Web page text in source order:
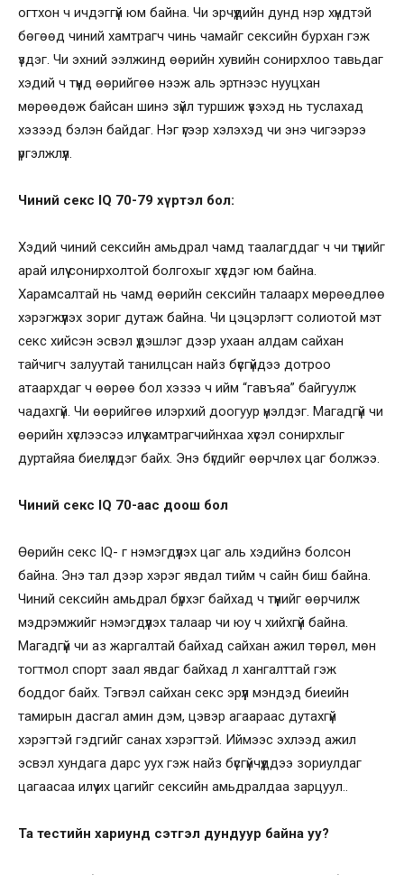
огтхон ч ичдэггүй юм байна. Чи эрчүүдийн дунд нэр хүндтэй
бөгөөд чиний хамтрагч чинь чамайг сексийн бурхан гэж
үздэг. Чи эхний ээлжинд өөрийн хувийн сонирхлоо тавьдаг
хэдий ч түүнд өөрийгөө нээж аль эртнээс нууцхан
мөрөөдөж байсан шинэ зүйл туршиж үзэхэд нь туслахад
хэзээд бэлэн байдаг. Нэг үгээр хэлэхэд чи энэ чигээрээ
үргэлжлүүл.
Чиний секс IQ 70-79 хүртэл бол:
Хэдий чиний сексийн амьдрал чамд таалагддаг ч чи түүнийг
арай илүү сонирхолтой болгохыг хүсдэг юм байна.
Харамсалтай нь чамд өөрийн сексийн талаарх мөрөөдлөө
хэрэгжүүлэх зориг дутаж байна. Чи цэцэрлэгт солиотой мэт
секс хийсэн эсвэл үдэшлэг дээр ухаан алдам сайхан
тайчигч залуутай танилцсан найз бүсгүйдээ дотроо
атаархдаг ч өөрөө бол хэзээ ч ийм “гавъяа” байгуулж
чадахгүй. Чи өөрийгөө илэрхий доогуур үнэлдэг. Магадгүй чи
өөрийн хүслээсээ илүү хамтрагчийнхаа хүсэл сонирхлыг
дуртайяа биелүүлдэг байх. Энэ бүгдийг өөрчлөх цаг болжээ.
Чиний секс IQ 70-аас доош бол
Өөрийн секс IQ- г нэмэгдүүлэх цаг аль хэдийнэ болсон
байна. Энэ тал дээр хэрэг явдал тийм ч сайн биш байна.
Чиний сексийн амьдрал бүрхэг байхад ч түүнийг өөрчилж
мэдрэмжийг нэмэгдүүлэх талаар чи юу ч хийхгүй байна.
Магадгүй чи аз жаргалтай байхад сайхан ажил төрөл, мөн
тогтмол спорт заал явдаг байхад л хангалттай гэж
боддог байх. Тэгвэл сайхан секс эрүүл мэндэд биеийн
тамирын дасгал амин дэм, цэвэр агаараас дутахгүй
хэрэгтэй гэдгийг санах хэрэгтэй. Иймээс эхлээд ажил
эсвэл хундага дарс уух гэж найз бүсгүйчүүддээ зориулдаг
цагаасаа илүү их цагийг сексийн амьдралдаа зарцуул..
Та тестийн хариунд сэтгэл дундуур байна уу?